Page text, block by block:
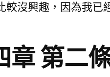
較沒興趣，因為我已
章 第二